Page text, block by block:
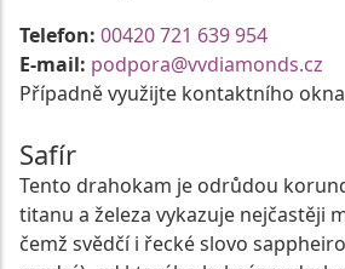
Telefon: 00420 721 639 954
E-mail: podpora@vvdiamonds.cz
Případně využijte kontaktního
Safír
Tento drahokam je odrůdou
titanu a železa vykazuje nejčastěji
čemž svědčí i řecké slovo